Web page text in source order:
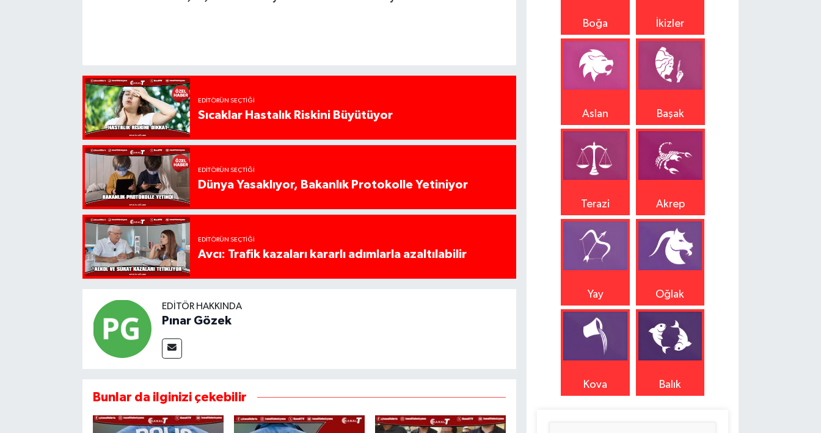
EDITÖRÜN SEÇTIĞI
Sıcaklar Hastalık Riskini Büyütüyor
EDITÖRÜN SEÇTIĞI
Dünya Yasaklıyor, Bakanlık Protokolle Yetiniyor
EDITÖRÜN SEÇTIĞI
Avcı: Trafik kazaları kararlı adımlarla azaltılabilir
EDITÖR HAKKINDA
Pınar Gözek
Bunlar da ilginizi çekebilir
Boğa İkizler
Aslan Başak
Terazi Akrep
Yay Oğlak
Kova Balık